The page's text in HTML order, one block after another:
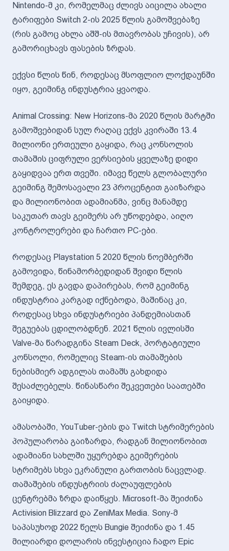
Nintendo-მ კი, რომელმაც ძლივს აიცილა ახალი
ტარიფები Switch 2-ის 2025 წლის გამოშვებაზე
(რის გამოც ახლა აშშ-ის მთავრობას უჩივის), არ
გამორიცხავს ფასების ზრდას.
ექვსი წლის წინ, როდესაც მსოფლიო ლოქდაუნში
იყო, გეიმინგ ინდუსტრია ყვაოდა.
Animal Crossing: New Horizons-მა 2020 წლის მარტში
გამოშვებიდან სულ რაღაც ექვს კვირაში 13.4
მილიონი ერთეული გაყიდა, რაც კონსოლის
თამაშის ციფრული ვერსიების ყველაზე დიდი
გაყიდვაა ერთ თვეში. იმავე წელს გლობალური
გეიმინგ შემოსავალი 23 პროცენტით გაიზარდა
და მილიონობით ადამიანმა, ვინც მანამდე
საკუთარ თავს გეიმერს არ უწოდებდა, აიღო
კონტროლერები და ჩართო PC-ები.
როდესაც Playstation 5 2020 წლის ნოემბერში
გამოვიდა, წინამორბედიდან შვიდი წლის
შემდეგ, ეს გავდა დაპირებას, რომ გეიმინგ
ინდუსტრია კარგად იქნებოდა, მაშინაც კი,
როდესაც სხვა ინდუსტრიები პანდემიასთან
შეგუებას ცდილობდნენ. 2021 წლის ივლისში
Valve-მა წარადგინა Steam Deck, პორტატიული
კონსოლი, რომელიც Steam-ის თამაშების
ნებისმიერ ადგილას თამაშს გახდიდა
შესაძლებელს. წინასწარი შეკვეთები საათებში
გაიყიდა.
ამასობაში, YouTuber-ების და Twitch სტრიმერების
პოპულარობა გაიზარდა, რადგან მილიონობით
ადამიანი სახლში უყურებდა გეიმერების
სტრიმებს სხვა ეკრანული გართობის ნაცვლად.
თამაშების ინდუსტრიის ძალაუფლების
ცენტრებმა ზრდა დაიწყეს. Microsoft-მა შეიძინა
Activision Blizzard და ZeniMax Media. Sony-მ
საპასუხოდ 2022 წელს Bungie შეიძინა და 1.45
მილიარდი დოლარის ინვესტიცია ჩადო Epic